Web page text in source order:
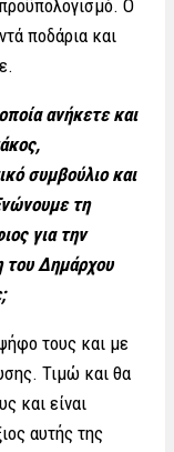
Ο
ποδάρια και
ανήκετε και
συμβούλιο και
τη
για την
του Δημάρχου
τους και με
Τιμώ και θα
και είναι
αυτής της